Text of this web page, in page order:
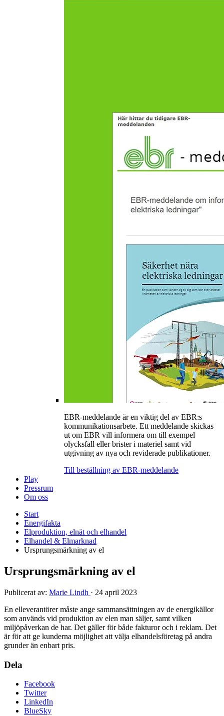
EBR-meddelande är en viktig del av EBR:s
kommunikationsarbete. Ett meddelande skickas
ut om EBR vill informera om till exempel
olycksfall eller brister i materiel samt vid
utgivning av nya och reviderade publikationer.
Till beställning av EBR-meddelande
Play
Pressrum
Om oss
Start
Energifakta
Elproduktion, elnät och elhandel
Elhandel & Elmarknad
Ursprungsmärkning av el
Ursprungsmärkning av el
Publicerat av: Marie Lindh · 24 april 2023
En elleverantörer måste ange sammansättningen av de energikällor
som används vid produktion av elen man säljer, samt vilken
miljöpåverkan de har. Det gäller för både fakturor och i reklam. Det
är för att ge kunderna möjlighet att välja elhandelsföretag på andra
grunder än enbart pris.
Dela
Facebook
Twitter
LinkedIn
BlueSky